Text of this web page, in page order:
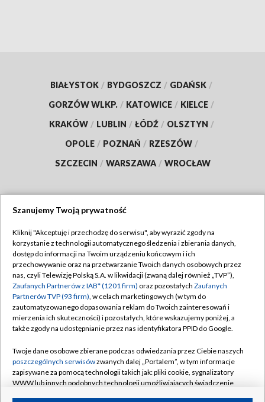
BIAŁYSTOK / BYDGOSZCZ / GDAŃSK /
GORZÓW WLKP. / KATOWICE / KIELCE /
KRAKÓW / LUBLIN / ŁÓDŹ / OLSZTYN /
OPOLE / POZNAŃ / RZESZÓW /
SZCZECIN / WARSZAWA / WROCŁAW
TVP
Abonament TVP
Emisja w TVP
Centrum informacji TVP
Naziemna Telewizja Cyfrowa
Rada Programowa
System NOS
Informacje o nadawcy
Regulamin TVP
Polityka prywatności
Moje zgody
Pomoc
Kontakt
Szanujemy Twoją prywatność
Kliknij "Akceptuję i przechodzę do serwisu", aby wyrazić zgody na
korzystanie z technologii automatycznego śledzenia i zbierania danych,
dostęp do informacji na Twoim urządzeniu końcowym i ich
przechowywanie oraz na przetwarzanie Twoich danych osobowych przez
nas, czyli Telewizję Polską S.A. w likwidacji (zwaną dalej również „TVP”),
Zaufanych Partnerów z IAB* (1201 firm) oraz pozostałych Zaufanych
Partnerów TVP (93 firm), w celach marketingowych (w tym do
zautomatyzowanego dopasowania reklam do Twoich zainteresowań i
mierzenia ich skuteczności) i pozostałych, które wskazujemy poniżej, a
także zgody na udostępnianie przez nas identyfikatora PPID do Google.
Twoje dane osobowe zbierane podczas odwiedzania przez Ciebie naszych
poszczególnych serwisówzwanych dalej „Portalem”, w tym informacje
zapisywane za pomocą technologii takich jak: pliki cookie, sygnalizatory
WWW lub innych podobnych technologii umożliwiających świadczenie